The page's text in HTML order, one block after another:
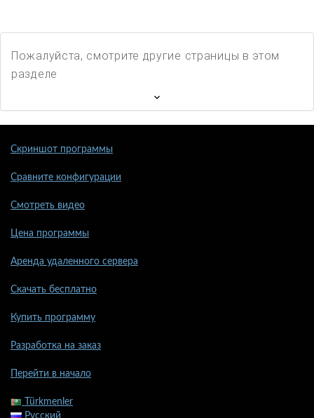
Пожалуйста, смотрите другие страницы в этом
разделе
Скриншот программы
Сравните конфигурации
Смотреть видео
Цена программы
Аренда удаленного сервера
Скачать бесплатно
Купить программу
Разработка на заказ
Перейти в начало
Türkmenler
Русский